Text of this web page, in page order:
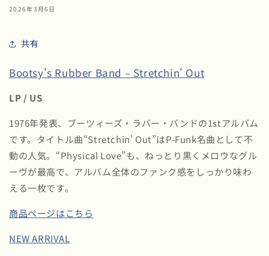
2026年3月6日
共有
Bootsy's Rubber Band – Stretchin' Out
LP / US
1976年発表、ブーツィーズ・ラバー・バンドの1stアルバム
です。タイトル曲“Stretchin' Out”はP-Funk名曲として不
動の人気。“Physical Love”も、ねっとり黒くメロウなグル
ーヴが最高で、アルバム全体のファンク感をしっかり味わ
える一枚です。
商品ページはこちら
NEW ARRIVAL